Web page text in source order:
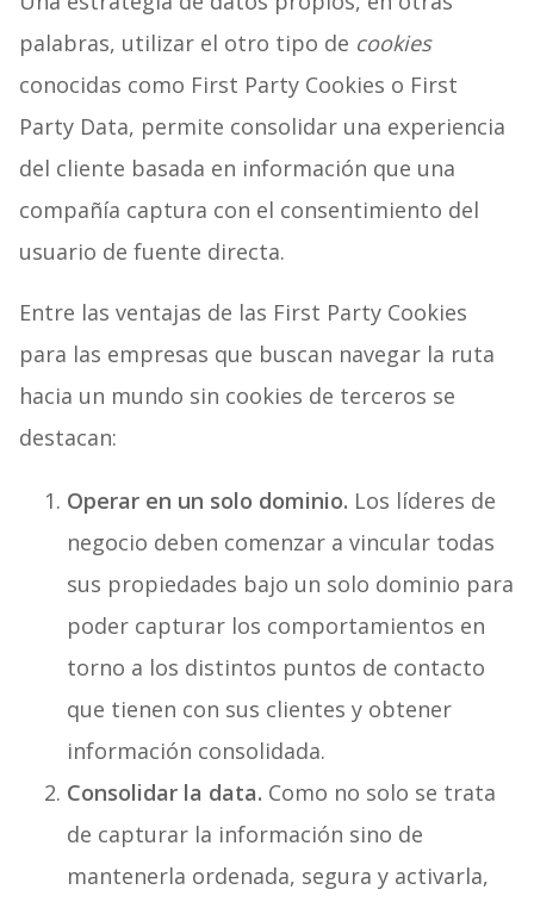
palabras, utilizar el otro tipo de cookies
conocidas como First Party Cookies o First
Party Data, permite consolidar una experiencia
del cliente basada en información que una
compañía captura con el consentimiento del
usuario de fuente directa.
Entre las ventajas de las First Party Cookies
para las empresas que buscan navegar la ruta
hacia un mundo sin cookies de terceros se
destacan:
Operar en un solo dominio. Los líderes de
negocio deben comenzar a vincular todas
sus propiedades bajo un solo dominio para
poder capturar los comportamientos en
torno a los distintos puntos de contacto
que tienen con sus clientes y obtener
información consolidada.
Consolidar la data. Como no solo se trata
de capturar la información sino de
mantenerla ordenada, segura y activarla,